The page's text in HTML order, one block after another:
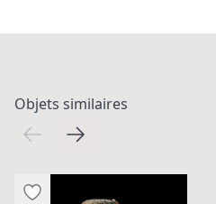
Objets similaires